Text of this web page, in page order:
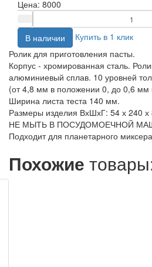
Цена: 8000
В наличии
Купить в 1 клик
Ролик для приготовления пасты.
Корпус - хромированная сталь.
алюминиевый сплав. 10 уровней
(от 4,8 мм в положении 0, до 0,6 мм
Ширина листа теста 140 мм.
Размеры изделия ВхШхГ: 54 х 240
НЕ МЫТЬ В ПОСУДОМОЕЧНОЙ
Подходит для планетарного
Похожие